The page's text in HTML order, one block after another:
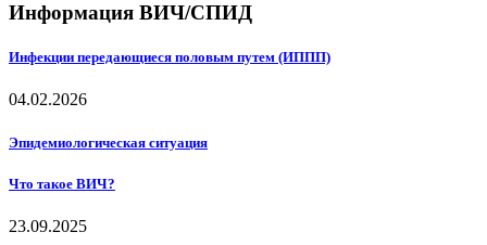
Информация ВИЧ/СПИД
Инфекции передающиеся половым путем (ИППП)
04.02.2026
Эпидемиологическая ситуация
Что такое ВИЧ?
23.09.2025